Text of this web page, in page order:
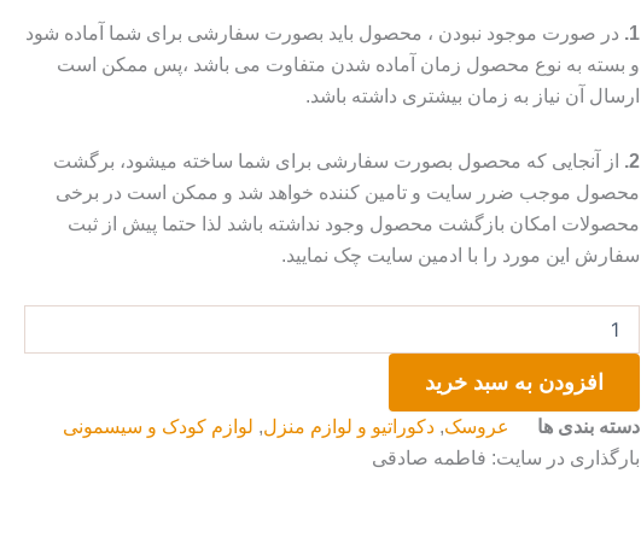
1. در صورت موجود نبودن ، محصول باید بصورت سفارشی برای شما آماده شود
و بسته به نوع محصول زمان آماده شدن متفاوت می باشد ،پس ممکن است
ارسال آن نیاز به زمان بیشتری داشته باشد.
2.
از آنجایی که محصول بصورت سفارشی برای شما ساخته میشود، برگشت
محصول موجب ضرر سایت و تامین کننده خواهد شد و ممکن است در برخی
محصولات امکان بازگشت محصول وجود نداشته باشد لذا حتما پیش از ثبت
سفارش این مورد را با ادمین سایت چک نمایید.
روسی
سانتی
عدد
افزودن به سبد خرید
دسته بندی ها عروسک,دکوراتیو و لوازم منزل, لوازم کودک و سیسمونی
بارگذاری در سایت: فاطمه صادقی